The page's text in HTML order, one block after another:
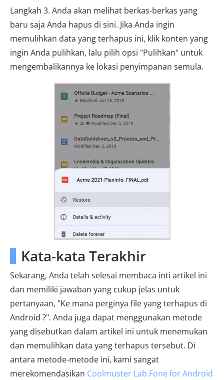
Langkah 3. Anda akan melihat berkas-berkas yang
baru saja Anda hapus di sini. Jika Anda ingin
memulihkan data yang terhapus ini, klik konten yang
ingin Anda pulihkan, lalu pilih opsi "Pulihkan" untuk
mengembalikannya ke lokasi penyimpanan semula.
Kata-kata Terakhir
Sekarang, Anda telah selesai membaca inti artikel ini
dan memiliki jawaban yang cukup jelas untuk
pertanyaan, "Ke mana perginya file yang terhapus di
Android ?". Anda juga dapat menggunakan metode
yang disebutkan dalam artikel ini untuk menemukan
dan memulihkan data yang terhapus tersebut. Di
antara metode-metode ini, kami sangat
merekomendasikan Coolmuster Lab.Fone for Android